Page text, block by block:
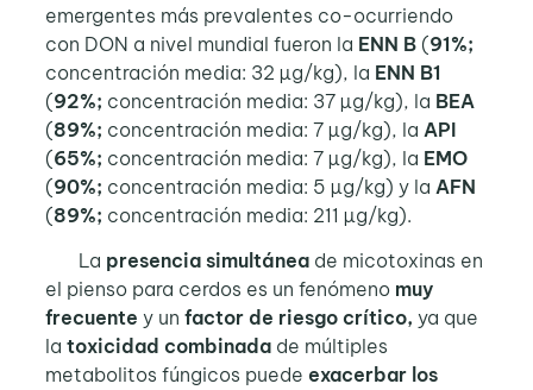
emergentes más prevalentes co-ocurriendo
con DON a nivel mundial fueron la ENN B (91%;
concentración media: 32 µg/kg), la ENN B1
(92%; concentración media: 37 µg/kg), la BEA
(89%; concentración media: 7 µg/kg), la API
(65%; concentración media: 7 µg/kg), la EMO
(90%; concentración media: 5 µg/kg) y la AFN
(89%; concentración media: 211 µg/kg).
La presencia simultáneade micotoxinas en
el pienso para cerdos es un fenómeno muy
frecuente y un factor de riesgo crítico, ya que
la toxicidad combinadade múltiples
metabolitos fúngicos puede exacerbar los